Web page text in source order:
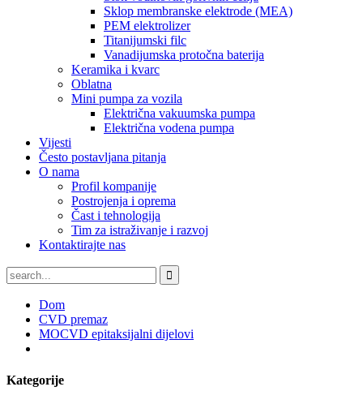
Sklop membranske elektrode (MEA)
PEM elektrolizer
Titanijumski filc
Vanadijumska protočna baterija
Keramika i kvarc
Oblatna
Mini pumpa za vozila
Električna vakuumska pumpa
Električna vodena pumpa
Vijesti
Često postavljana pitanja
O nama
Profil kompanije
Postrojenja i oprema
Čast i tehnologija
Tim za istraživanje i razvoj
Kontaktirajte nas
Dom
CVD premaz
MOCVD epitaksijalni dijelovi
Kategorije